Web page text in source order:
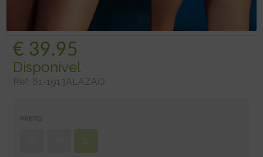
€ 39.95
Disponivel
Ref: 61-1913ALAZAO
PRETO
L